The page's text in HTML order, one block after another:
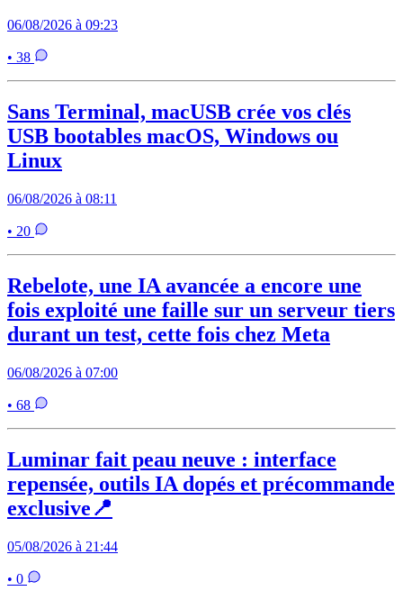
06/08/2026 à 09:23
• 38
Sans Terminal, macUSB crée vos clés
USB bootables macOS, Windows ou
Linux
06/08/2026 à 08:11
• 20
Rebelote, une IA avancée a encore une
fois exploité une faille sur un serveur tiers
durant un test, cette fois chez Meta
06/08/2026 à 07:00
• 68
Luminar fait peau neuve : interface
repensée, outils IA dopés et précommande
exclusive📍
05/08/2026 à 21:44
• 0